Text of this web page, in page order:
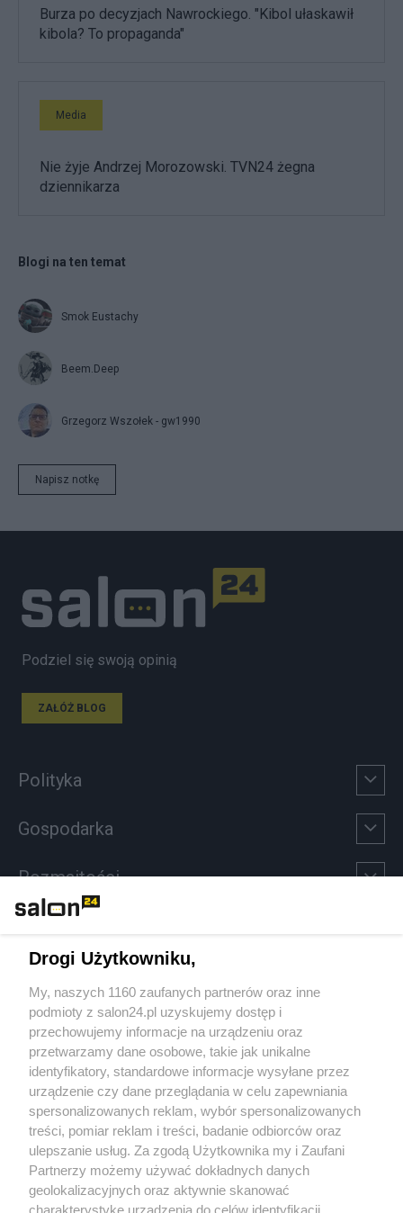
Burza po decyzjach Nawrockiego. "Kibol ułaskawił
kibola? To propaganda"
Media
Nie żyje Andrzej Morozowski. TVN24 żegna
dziennikarza
Blogi na ten temat
Smok Eustachy
Beem.Deep
Grzegorz Wszołek - gw1990
Napisz notkę
Podziel się swoją opinią
ZAŁÓŻ BLOG
Polityka
Gospodarka
Rozmaitości
Sport
Społeczeństwo
Kultura
X Facebook Instagram Youtube
Drogi Użytkowniku,
My, naszych 1160 zaufanych partnerów oraz inne
podmioty z salon24.pl uzyskujemy dostęp i
przechowujemy informacje na urządzeniu oraz
przetwarzamy dane osobowe, takie jak unikalne
identyfikatory, standardowe informacje wysyłane przez
urządzenie czy dane przeglądania w celu zapewniania
spersonalizowanych reklam, wybór spersonalizowanych
treści, pomiar reklam i treści, badanie odbiorców oraz
ulepszanie usług. Za zgodą Użytkownika my i Zaufani
Partnerzy możemy używać dokładnych danych
geolokalizacyjnych oraz aktywnie skanować
charakterystykę urządzenia do celów identyfikacji.